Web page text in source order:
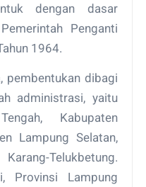
dengan dasar
Penganti
1964.
pembentukan dibagi
administrasi, yaitu
Kabupaten
Lampung Selatan,
Telukbetung.
Provinsi Lampung